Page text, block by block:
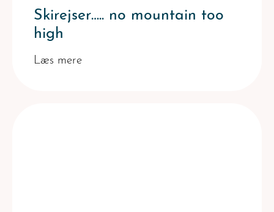
Skirejser….. no mountain too
high
Læs mere